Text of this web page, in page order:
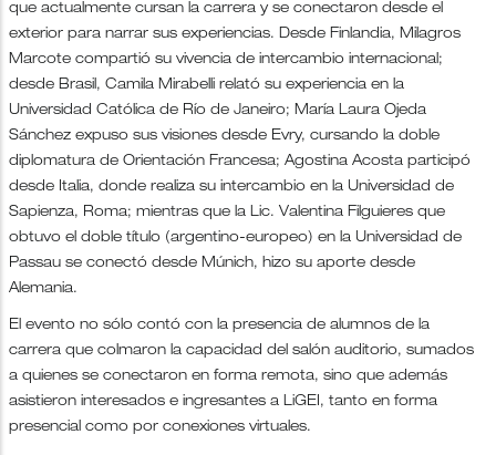
que actualmente cursan la carrera y se conectaron desde el
exterior para narrar sus experiencias. Desde Finlandia, Milagros
Marcote compartió su vivencia de intercambio internacional;
desde Brasil, Camila Mirabelli relató su experiencia en la
Universidad Católica de Río de Janeiro; María Laura Ojeda
Sánchez expuso sus visiones desde Evry, cursando la doble
diplomatura de Orientación Francesa; Agostina Acosta participó
desde Italia, donde realiza su intercambio en la Universidad de
Sapienza, Roma; mientras que la Lic. Valentina Filguieres que
obtuvo el doble título (argentino-europeo) en la Universidad de
Passau se conectó desde Múnich, hizo su aporte desde
Alemania.
El evento no sólo contó con la presencia de alumnos de la
carrera que colmaron la capacidad del salón auditorio, sumados
a quienes se conectaron en forma remota, sino que además
asistieron interesados e ingresantes a LiGEI, tanto en forma
presencial como por conexiones virtuales.